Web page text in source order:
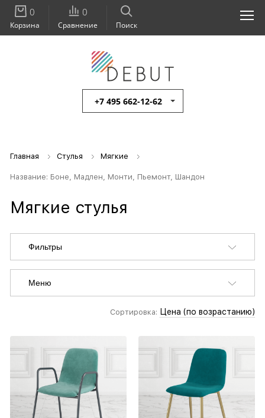
+7 495 662-12-62
Поиск
0
Сравнение
0
Корзина
Главная Стулья Мягкие
Название: Боне, Мадлен, Монти, Пьемонт, Шандон
Мягкие стулья
Фильтры
Меню
Сортировка: Цена (по возрастанию)